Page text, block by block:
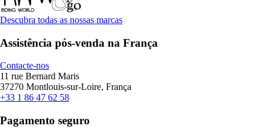
Descubra todas as nossas marcas
Assistência pós-venda na França
Contacte-nos
11 rue Bernard Maris
37270 Montlouis-sur-Loire, França
+33 1 86 47 62 58
Pagamento seguro